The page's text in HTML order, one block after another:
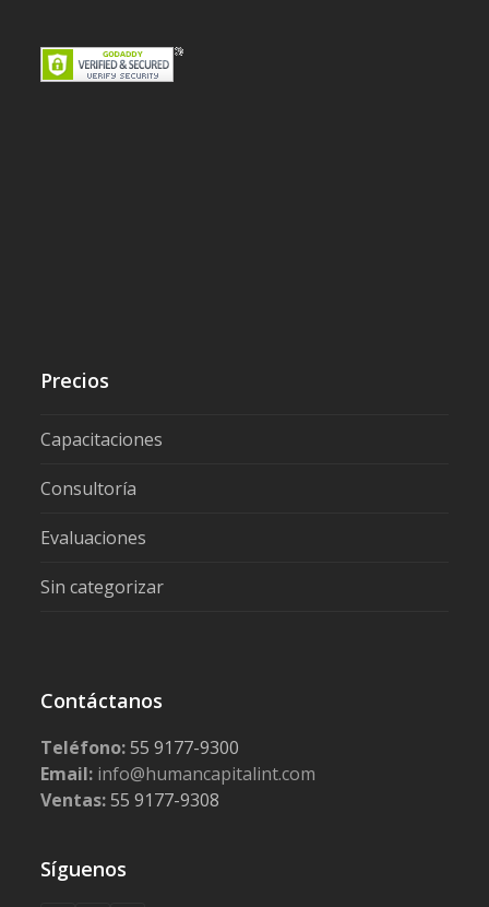
Precios
Capacitaciones
Consultoría
Evaluaciones
Sin categorizar
Contáctanos
Teléfono:55 9177-9300
Email: info@humancapitalint.com
Ventas:55 9177-9308
Síguenos